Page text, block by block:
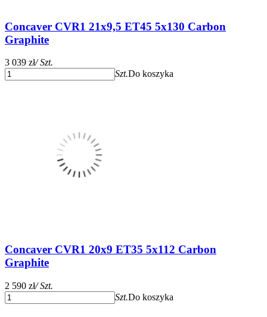
Concaver CVR1 21x9,5 ET45 5x130 Carbon
Graphite
3 039 zł/ Szt.
Szt.Do koszyka
Concaver CVR1 20x9 ET35 5x112 Carbon
Graphite
2 590 zł/ Szt.
Szt.Do koszyka